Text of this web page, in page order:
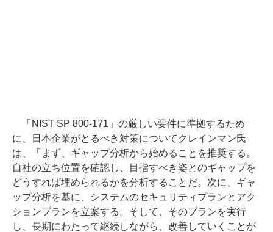
「NIST SP 800-171」の厳しい要件に準拠するため
に、日本企業がとるべき対策についてクレインマン氏
は、「まず、ギャップ分析から始めることを推奨する。
自社の立ち位置を確認し、目指すべき姿とのギャップを
どうすれば埋められるかを分析することだ。次に、ギャ
ップ分析を基に、システムのセキュリティプランとアク
ションプランを立案する。そして、そのプランを実行
し、長期にわたって継続しながら、改善していくことが